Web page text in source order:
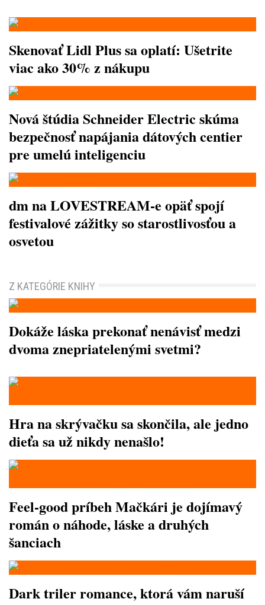
Skenovať Lidl Plus sa oplatí: Ušetrite
viac ako 30% z nákupu
Nová štúdia Schneider Electric skúma
bezpečnosť napájania dátových centier
pre umelú inteligenciu
dm na LOVESTREAM-e opäť spojí
festivalové zážitky so starostlivosťou a
osvetou
Z KATEGÓRIE KNIHY
Dokáže láska prekonať nenávisť medzi
dvoma znepriatelenými svetmi?
Hra na skrývačku sa skončila, ale jedno
dieťa sa už nikdy nenašlo!
Feel-good príbeh Mačkári je dojímavý
román o náhode, láske a druhých
šanciach
Dark triler romance, ktorá vám naruší